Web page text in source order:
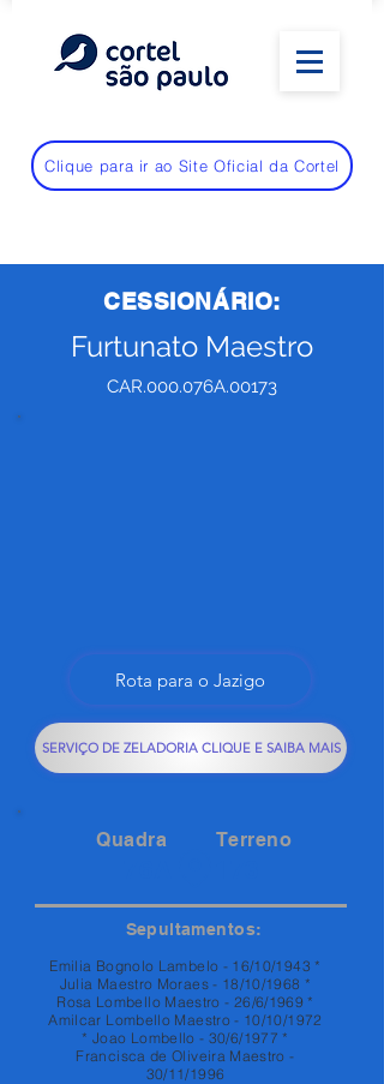
Clique para ir ao Site Oficial da Cortel
CESSIONÁRIO:
Furtunato Maestro
CAR.000.076A.00173
Rota para o Jazigo
SERVIÇO DE ZELADORIA CLIQUE E SAIBA MAIS
Quadra Terreno
Sepultamentos:
Emilia Bognolo Lambelo - 16/10/1943 *
Julia Maestro Moraes - 18/10/1968 *
Rosa Lombello Maestro - 26/6/1969 *
Amilcar Lombello Maestro - 10/10/1972
* Joao Lombello - 30/6/1977 *
Francisca de Oliveira Maestro -
30/11/1996